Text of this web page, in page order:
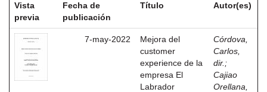
Vista
previa
Fecha de
publicación
Título Autor(es)
7-may-2022
Mejora del
customer
experience de la
empresa El
Labrador
Córdova,
Carlos,
dir. ;
Cajiao
Orellana,